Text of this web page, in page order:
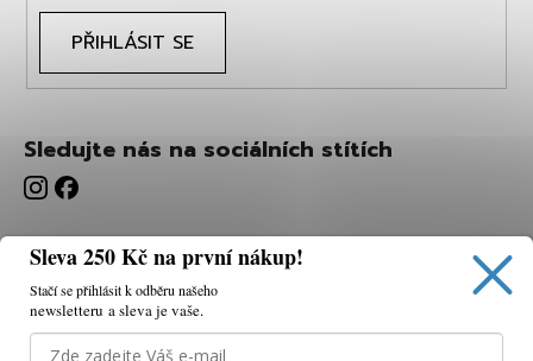
Používáme cookies, abychom vám umožnili pohodlné
PŘIHLÁSIT SE
Sledujte nás na sociálních stítích
Sleva 250 Kč na první nákup!
Stačí se přihlásit k odběru našeho
newsletteru a sleva je vaše.